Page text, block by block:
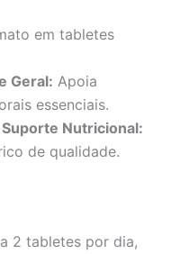
em tabletes
Geral: Apoia
essenciais.
Nutricional:
de qualidade.
2 tabletes por dia,